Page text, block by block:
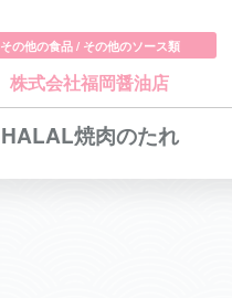
その他の食品 / その他のソース類
株式会社福岡醤油店
HALAL焼肉のたれ